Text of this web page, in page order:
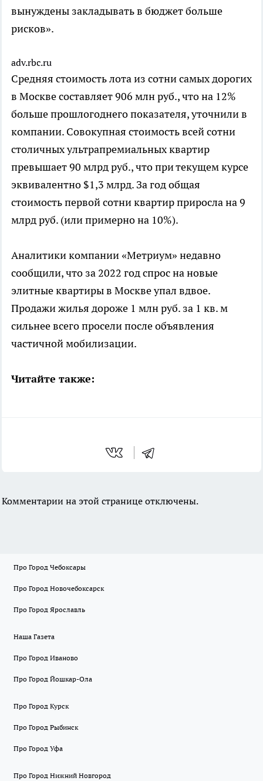
вынуждены закладывать в бюджет больше
рисков».
adv.rbc.ru
Средняя стоимость лота из сотни самых дорогих
в Москве составляет 906 млн руб., что на 12%
больше прошлогоднего показателя, уточнили в
компании. Совокупная стоимость всей сотни
столичных ультрапремиальных квартир
превышает 90 млрд руб., что при текущем курсе
эквивалентно $1,3 млрд. За год общая
стоимость первой сотни квартир приросла на 9
млрд руб. (или примерно на 10%).
Аналитики компании «Метриум» недавно
сообщили, что за 2022 год спрос на новые
элитные квартиры в Москве упал вдвое.
Продажи жилья дороже 1 млн руб. за 1 кв. м
сильнее всего просели после объявления
частичной мобилизации.
Читайте также:
Комментарии на этой странице отключены.
Про Город Чебоксары
Про Город Новочебоксарск
Про Город Ярославль
Наша Газета
Про Город Иваново
Про Город Йошкар-Ола
Про Город Курск
Про Город Рыбинск
Про Город Уфа
Про Город Нижний Новгород